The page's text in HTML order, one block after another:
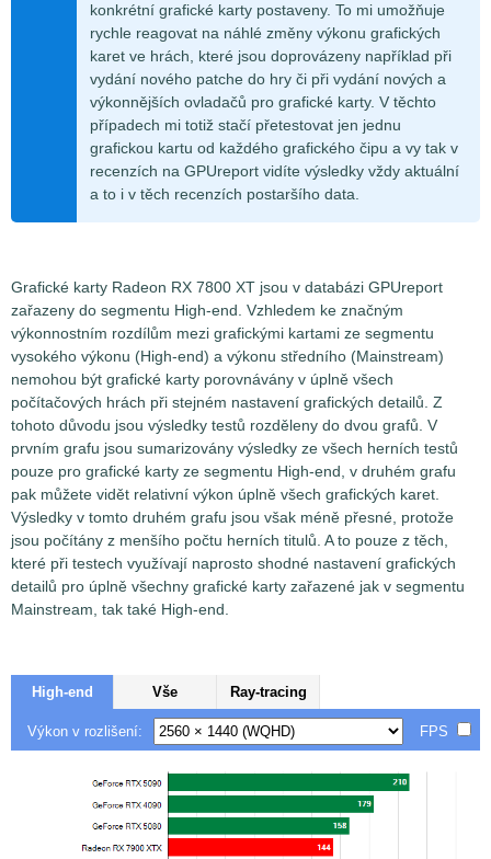
konkrétní grafické karty postaveny. To mi umožňuje
rychle reagovat na náhlé změny výkonu grafických
karet ve hrách, které jsou doprovázeny například při
vydání nového patche do hry či při vydání nových a
výkonnějších ovladačů pro grafické karty. V těchto
případech mi totiž stačí přetestovat jen jednu
grafickou kartu od každého grafického čipu a vy tak v
recenzích na GPUreport vidíte výsledky vždy aktuální
a to i v těch recenzích postaršího data.
Grafické karty Radeon RX 7800 XT jsou v databázi GPUreport
zařazeny do segmentu High-end. Vzhledem ke značným
výkonnostním rozdílům mezi grafickými kartami ze segmentu
vysokého výkonu (High-end) a výkonu středního (Mainstream)
nemohou být grafické karty porovnávány v úplně všech
počítačových hrách při stejném nastavení grafických detailů. Z
tohoto důvodu jsou výsledky testů rozděleny do dvou grafů. V
prvním grafu jsou sumarizovány výsledky ze všech herních testů
pouze pro grafické karty ze segmentu High-end, v druhém grafu
pak můžete vidět relativní výkon úplně všech grafických karet.
Výsledky v tomto druhém grafu jsou však méně přesné, protože
jsou počítány z menšího počtu herních titulů. A to pouze z těch,
které při testech využívají naprosto shodné nastavení grafických
detailů pro úplně všechny grafické karty zařazené jak v segmentu
Mainstream, tak také High-end.
High-end Vše Ray-tracing
Výkon v rozlišení: FPS